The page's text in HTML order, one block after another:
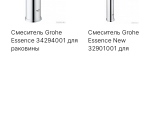
Смеситель Grohe
Essence 34294001 для
раковины
Смеситель Grohe
Essence New
32901001 для